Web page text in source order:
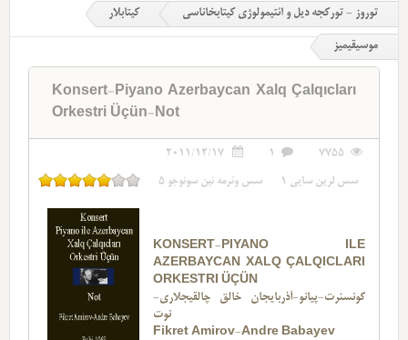
توروز - تورکجه دیل و ائتیمولوژی کیتابخاناسی کیتابلار
موسیقیمیز
Konsert-Piyano Azerbaycan Xalq Çalqıcları
Orkestri Üçün-Not
7755
1
2011/12/17
سس لرین سایی 1 سس وئرمه نین سونوجو 5
KONSERT-PIYANO ILE
AZERBAYCAN XALQ ÇALQICLARI
ORKESTRI ÜÇÜN
کونسئرت-پیانو-آذربایجان خالق چالقیجلاری-
نوت
Fikret Amirov-Andre Babayev